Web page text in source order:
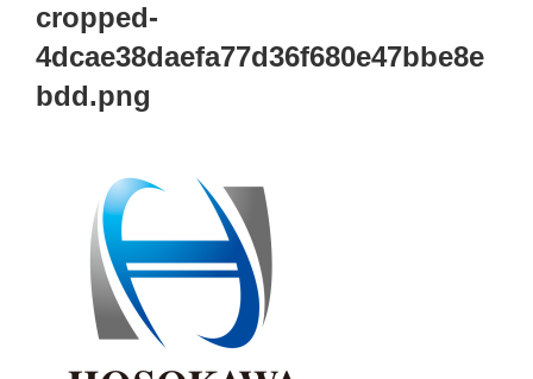
cropped-
4dcae38daefa77d36f680e47bbe8e
bdd.png